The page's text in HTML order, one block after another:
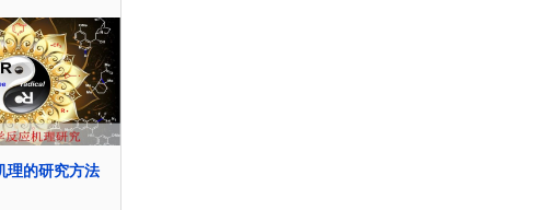
理的研究方法